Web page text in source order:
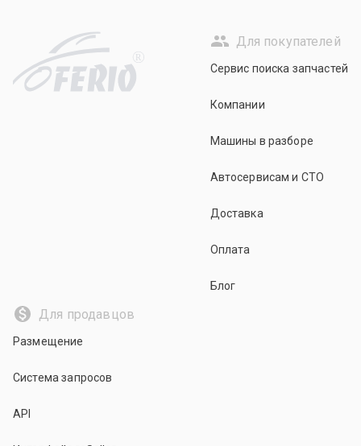
R
Для покупателей
Сервис поиска запчастей
Компании
Машины в разборе
Автосервисам и СТО
Доставка
Оплата
Блог
Для продавцов
Размещение
Система запросов
API